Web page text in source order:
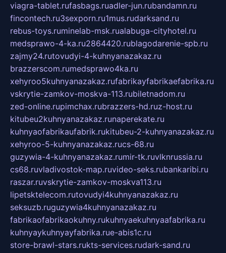
viagra-tablet.rufasbags.ruadler-jun.rubandamn.ru
fincontech.ru3sexporn.ru1mus.rudarksand.ru
rebus-toys.ruminelab-msk.rualabuga-cityhotel.ru
medsprawo-4-ka.ru2864420.rublagodarenie-spb.ru
zajmy24.rutovudyi-4-kuhnyanazakaz.ru
brazzerscom.rumedsprawo4ka.ru
xehyroo5kuhnyanazakaz.rufabrikayfabrikaefabrika.ru
vskrytie-zamkov-moskva-113.rubiletnadom.ru
zed-online.rupimchax.rubrazzers-hd.ruz-host.ru
kitubeu2kuhnyanazakaz.runaperekate.ru
kuhnyaofabrikaufabrik.rukitubeu-2-kuhnyanazakaz.ru
xehyroo-5-kuhnyanazakaz.rucs-68.ru
guzywia-4-kuhnyanazakaz.rumir-tk.ruvlknrussia.ru
cs68.ruvladivostok-map.ruvideo-seks.rubankaribi.ru
raszar.ruvskrytie-zamkov-moskva113.ru
lipetsktelecom.rutovudyi4kuhnyanazakaz.ru
seksuzb.ruguzywia4kuhnyanazakaz.ru
fabrikaofabrikaokuhny.rukuhnyaekuhnyaafabrika.ru
kuhnyaykuhnyayfabrika.rue-abis1c.ru
store-brawl-stars.rukts-services.rudark-sand.ru